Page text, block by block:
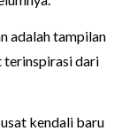
adalah tampilan
terinspirasi dari
kendali baru